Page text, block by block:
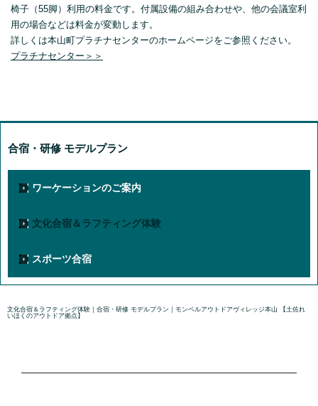
椅子（55脚）利用の料金です。付属設備の組み合わせや、他の会議室利
用の場合などは料金が変動します。
詳しくは本山町プラチナセンターのホームページをご参照ください。
プラチナセンター＞＞
合宿・研修 モデルプラン
ワーケーションのご案内
文化合宿＆ラフティング体験
スポーツ合宿
文化合宿＆ラフティング体験｜合宿・研修 モデルプラン｜モンベルアウトドアヴィレッジ本山 【土佐れ
いほくのアウトドア拠点】